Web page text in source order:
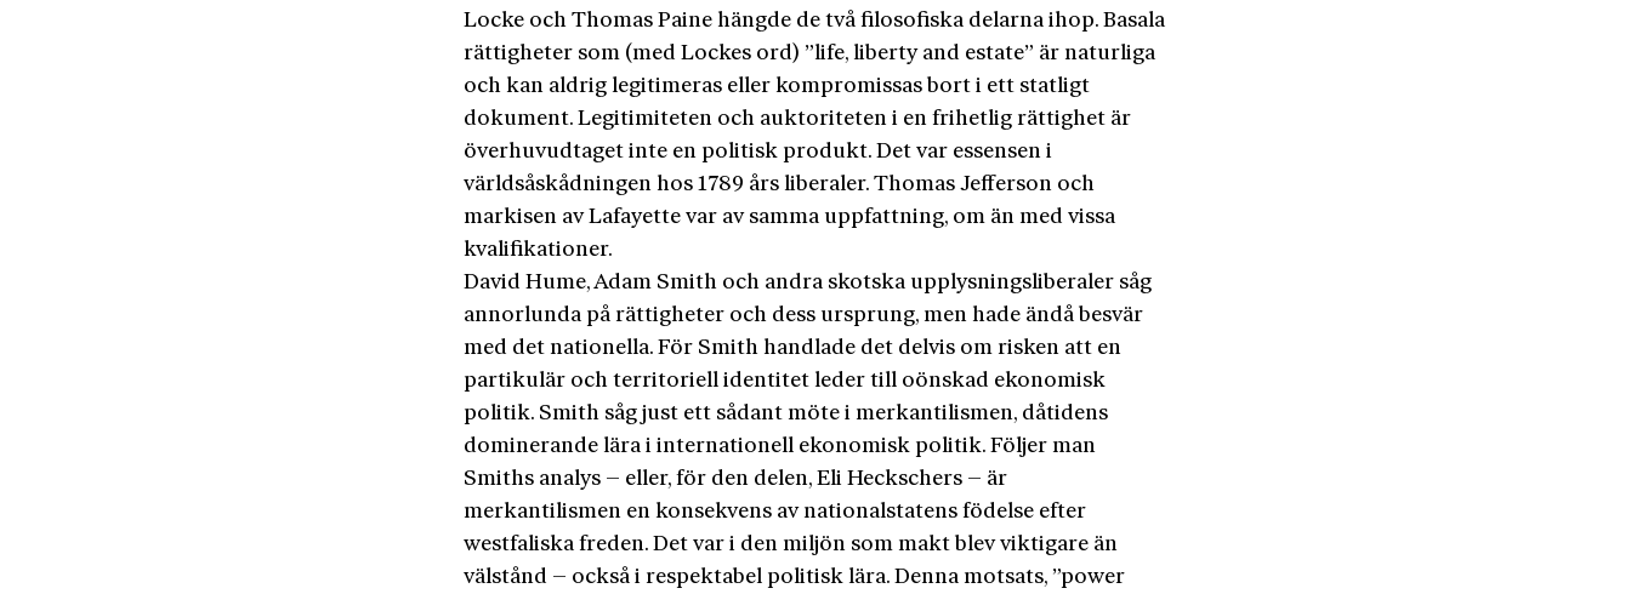
Locke och Thomas Paine hängde de två filosofiska delarna ihop. Basala
rättigheter som (med Lockes ord) ”life, liberty and estate” är naturliga
och kan aldrig legitimeras eller kompromissas bort i ett statligt
dokument. Legitimiteten och auktoriteten i en frihetlig rättighet är
överhuvudtaget inte en politisk produkt. Det var essensen i
världsåskådningen hos 1789 års liberaler. Thomas Jefferson och
markisen av Lafayette var av samma uppfattning, om än med vissa
kvalifikationer.
David Hume, Adam Smith och andra skotska upplysningsliberaler såg
annorlunda på rättigheter och dess ursprung, men hade ändå besvär
med det nationella. För Smith handlade det delvis om risken att en
partikulär och territoriell identitet leder till oönskad ekonomisk
politik. Smith såg just ett sådant möte i merkantilismen, dåtidens
dominerande lära i internationell ekonomisk politik. Följer man
Smiths analys – eller, för den delen, Eli Heckschers – är
merkantilismen en konsekvens av nationalstatens födelse efter
westfaliska freden. Det var i den miljön som makt blev viktigare än
välstånd – också i respektabel politisk lära. Denna motsats, ”power